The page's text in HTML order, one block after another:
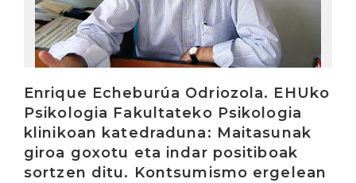
Enrique Echeburúa Odriozola. EHUko
Psikologia Fakultateko Psikologia
klinikoan katedraduna: Maitasunak
giroa goxotu eta indar positiboak
sortzen ditu. Kontsumismo ergelean